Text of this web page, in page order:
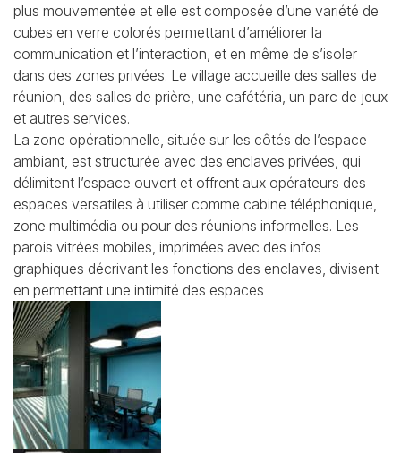
plus mouvementée et elle est composée d’une variété de
cubes en verre colorés permettant d’améliorer la
communication et l’interaction, et en même de s’isoler
dans des zones privées. Le village accueille des salles de
réunion, des salles de prière, une cafétéria, un parc de jeux
et autres services.
La zone opérationnelle, située sur les côtés de l’espace
ambiant, est structurée avec des enclaves privées, qui
délimitent l’espace ouvert et offrent aux opérateurs des
espaces versatiles à utiliser comme cabine téléphonique,
zone multimédia ou pour des réunions informelles. Les
parois vitrées mobiles, imprimées avec des infos
graphiques décrivant les fonctions des enclaves, divisent
en permettant une intimité des espaces